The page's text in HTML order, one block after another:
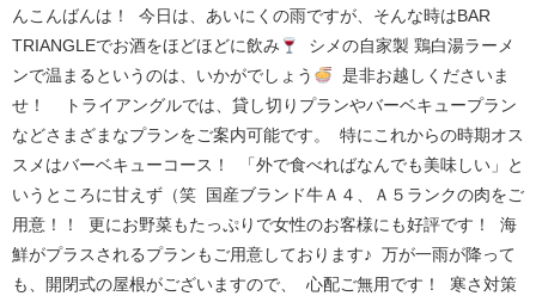
んこんばんは！ 今日は、あいにくの雨ですが、そんな時はBAR
TRIANGLEでお酒をほどほどに飲み
シメの自家製 鶏白湯ラーメ
ンで温まるというのは、いかがでしょう
是非お越しくださいま
せ！ トライアングルでは、貸し切りプランやバーベキュープラン
などさまざまなプランをご案内可能です。 特にこれからの時期オス
スメはバーベキューコース！ 「外で食べればなんでも美味しい」と
いうところに甘えず（笑 国産ブランド牛Ａ４、Ａ５ランクの肉をご
用意！！ 更にお野菜もたっぷりで女性のお客様にも好評です！ 海
鮮がプラスされるプランもご用意しております♪ 万が一雨が降って
も、開閉式の屋根がございますので、 心配ご無用です！ 寒さ対策